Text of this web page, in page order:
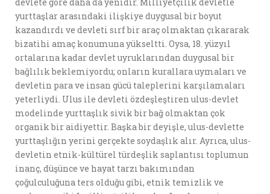
yurttaşlar arasındaki ilişkiye duygusal bir boyut
kazandırdı ve devleti sırf bir araç olmaktan çıkararak
bizatihi amaç konumuna yükseltti. Oysa, 18. yüzyıl
ortalarına kadar devlet uyruklarından duygusal bir
bağlılık beklemiyordu; onların kurallara uymaları ve
devletin para ve insan gücü taleplerini karşılamaları
yeterliydi. Ulus ile devleti özdeşleştiren ulus-devlet
modelinde yurttaşlık sivik bir bağ olmaktan çok
organik bir aidiyettir. Başka bir deyişle, ulus-devlette
yurttaşlığın yerini gerçekte soydaşlık alır. Ayrıca, ulus-
devletin etnik-kültürel türdeşlik saplantısı toplumun
inanç, düşünce ve hayat tarzı bakımından
çoğulculuğuna ters olduğu gibi, etnik temizlik ve